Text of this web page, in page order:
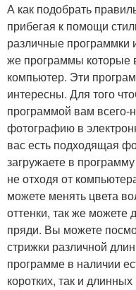
А как подобрать
прибегая к помощи
различные программки
же программы которые
компьютер. Эти
интересны. Для того
программой вам всего-
фотографию в
вас есть подходящая
загружаете в
не отходя от
можете менять цвета
оттенки, так же можете
пряди. Вы можете
стрижки различной
программе в наличии
коротких, так и